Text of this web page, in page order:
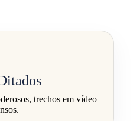
trechos em vídeo